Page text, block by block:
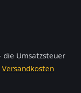
die Umsatzsteuer
Versandkosten